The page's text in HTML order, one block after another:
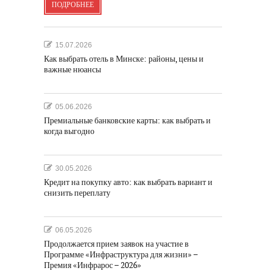
ПОДРОБНЕЕ
15.07.2026
Как выбрать отель в Минске: районы, цены и
важные нюансы
05.06.2026
Премиальные банковские карты: как выбрать и
когда выгодно
30.05.2026
Кредит на покупку авто: как выбрать вариант и
снизить переплату
06.05.2026
Продолжается прием заявок на участие в
Программе «Инфраструктура для жизни» –
Премия «Инфрарос – 2026»